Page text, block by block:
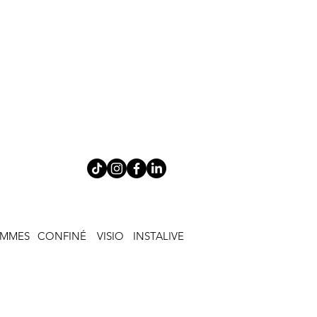
CONFINÉ VISIO INSTALIVE